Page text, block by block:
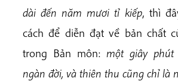
dài đến năm mươi tỉ kiếp, thì
cách để diễn đạt về bản chất
trong Bản môn: một giây
ngàn đời, và thiên thu cũng chỉ là